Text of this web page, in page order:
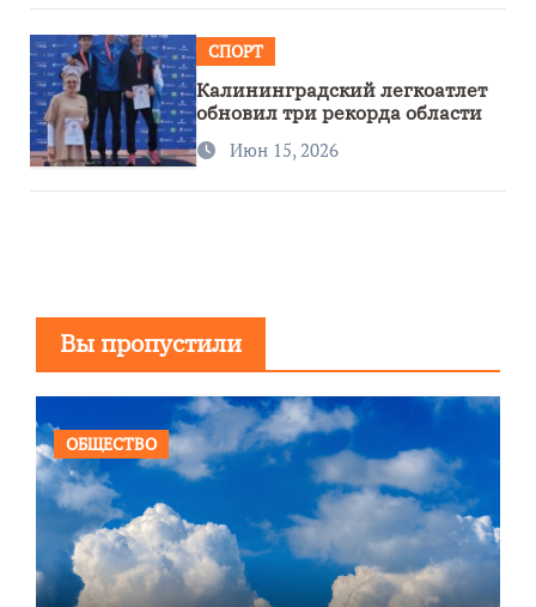
СПОРТ
Калининградский легкоатлет
обновил три рекорда области
Июн 15, 2026
Вы пропустили
ОБЩЕСТВО